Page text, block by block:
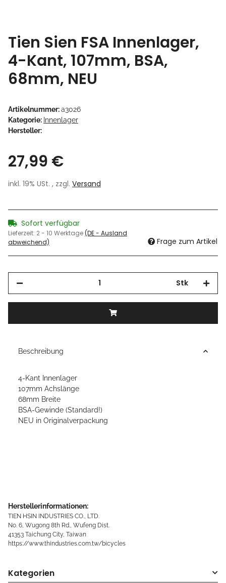
Tien Sien FSA Innenlager,
4-Kant, 107mm, BSA,
68mm, NEU
Artikelnummer:a3026
Kategorie: Innenlager
Hersteller:
27,99 €
inkl. 19% USt. , zzgl. Versand
Sofort verfügbar
Lieferzeit: 2 - 10 Werktage(DE - Ausland
abweichend)
Frage zum Artikel
Stk
Beschreibung
4-Kant Innenlager
107mm Achslänge
68mm Breite
BSA-Gewinde (Standard!)
NEU in Originalverpackung
Herstellerinformationen:
TIEN HSIN INDUSTRIES CO., LTD.
No. 6, Wugong 8th Rd., Wufeng Dist.
41353 Taichung City, Taiwan
https://www.thindustries.com.tw/bicycles
Kategorien